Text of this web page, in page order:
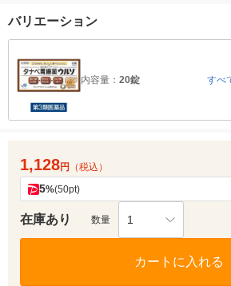
バリエーション
内容量： 20錠 すべ
1,128円 （税込）
5%(50pt)
在庫あり 数量 1
カートに入れる